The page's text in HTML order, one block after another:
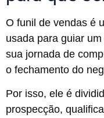
O funil de vendas é
usada para guiar
sua jornada de
o fechamento do
Por isso, ele é
prospecção,